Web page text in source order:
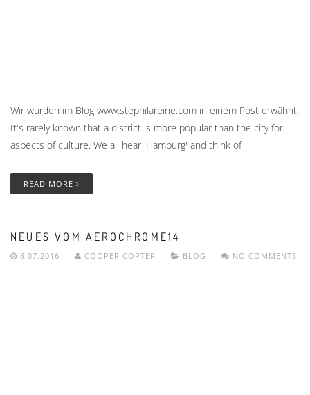
Wir wurden im Blog www.stephilareine.com in einem Post erwähnt.
It's rarely known that a district is more popular than the city for
aspects of culture. We all hear 'Hamburg' and think of
READ MORE
NEUES VOM AEROCHROME14
8.07.2016 COOPER COPTER BLOG NO COMMENTS